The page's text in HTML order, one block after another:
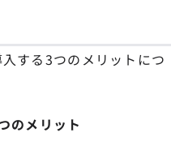
する3つのメリットにつ
のメリット